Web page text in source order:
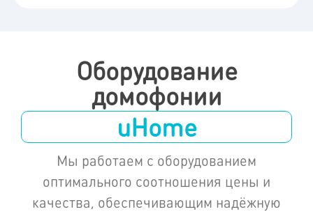
Оборудование
домофонии
uHome
Мы работаем с оборудованием
оптимального соотношения цены и
качества, обеспечивающим надёжную